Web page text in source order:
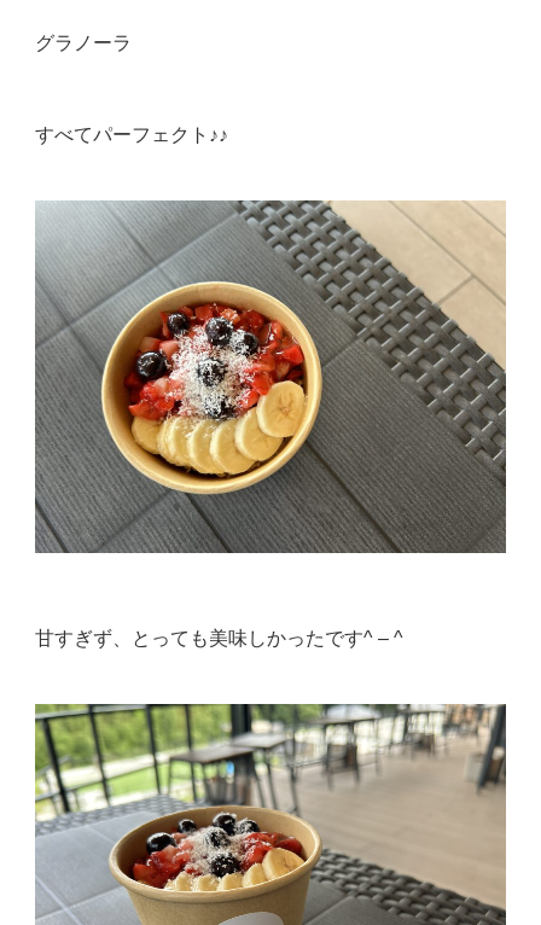
グラノーラ
すべてパーフェクト♪♪
甘すぎず、とっても美味しかったです^ – ^